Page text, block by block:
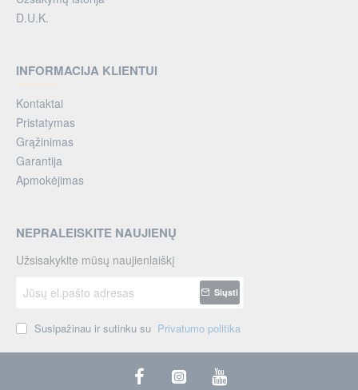
D.U.K.
INFORMACIJA KLIENTUI
Kontaktai
Pristatymas
Grąžinimas
Garantija
Apmokėjimas
NEPRALEISKITE NAUJIENŲ
Užsisakykite mūsų naujienlaiškį
el.pašto
Siųsti
Susipažinau ir sutinku su Privatumo politika